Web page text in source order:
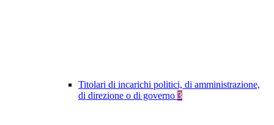
Titolari di incarichi politici, di amministrazione,
di direzione o di governo 3